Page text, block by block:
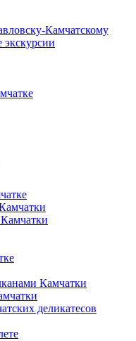
Камчатскому
Камчатки
деликатесов